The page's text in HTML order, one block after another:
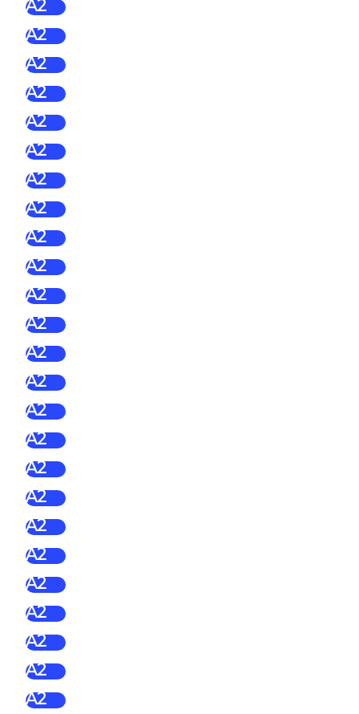
A2
A2
A2
A2
A2
A2
A2
A2
A2
A2
A2
A2
A2
A2
A2
A2
A2
A2
A2
A2
A2
A2
A2
A2
A2